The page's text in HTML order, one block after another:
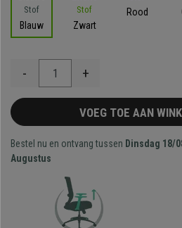
Blauw Zwart
Rood
- +
VOEG TOE AAN
Bestel nu en ontvang tussen Dinsdag 18/
Augustus